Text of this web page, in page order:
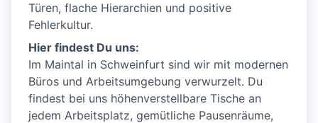
Türen, flache Hierarchien und positive
Fehlerkultur.
Hier findest Du uns:
Im Maintal in Schweinfurt sind wir mit modernen
Büros und Arbeitsumgebung verwurzelt. Du
findest bei uns höhenverstellbare Tische an
jedem Arbeitsplatz, gemütliche Pausenräume,